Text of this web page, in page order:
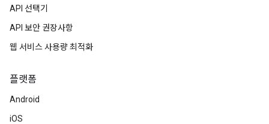
API 선택기
API 보안 권장사항
웹 서비스 사용량 최적화
플랫폼
Android
iOS